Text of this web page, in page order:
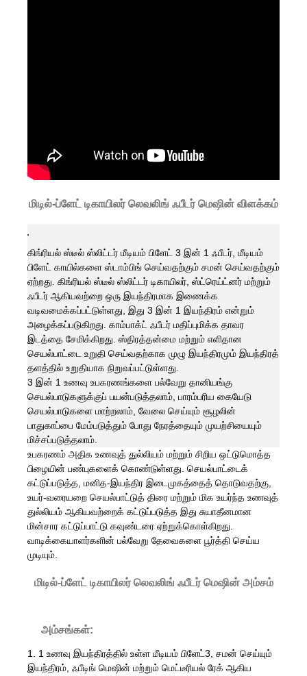
மிடில்-ப்ளேட் டிகாயிலர் லெவலிங் ஃபீடர் மெஷின் விளக்கம்
கிங்ரியல் ஸ்டீல் ஸ்லிட்டர் மீடியம் பிளேட் 3 இன் 1 ஃபீடர், மீடியம்
பிளேட் காயில்களை ஸ்டாம்பிங் செய்வதற்கும் சமன் செய்வதற்கும்
ஏற்றது. கிங்ரியல் ஸ்டீல் ஸ்லிட்டர் டிகாயிலர், ஸ்ட்ரெய்ட்னர் மற்றும்
ஃபீடர் ஆகியவற்றை ஒரு இயந்திரமாக இணைக்க
வடிவமைக்கப்பட்டுள்ளது, இது 3 இன் 1 இயந்திரம் என்றும்
அழைக்கப்படுகிறது. காம்பாக்ட் ஃபீடர் மதிப்புமிக்க தாவர
இடத்தை சேமிக்கிறது. ஸ்திரத்தன்மை மற்றும் எளிதான
செயல்பாட்டை உறுதி செய்வதற்காக முழு இயந்திரமும் இயந்திரத்
தளத்தில் உறுதியாக நிறுவப்பட்டுள்ளது.
3 இன் 1 உணவு உபகரணங்களை பல்வேறு தானியங்கு
செயல்பாடுகளுக்குப் பயன்படுத்தலாம், பாரம்பரிய கையேடு
செயல்பாடுகளை மாற்றலாம், வேலை செய்யும் சூழலின்
பாதுகாப்பை மேம்படுத்தும் போது நேரத்தையும் முயற்சியையும்
மிச்சப்படுத்தலாம்.
உபகரணம் அதிக உணவுத் துல்லியம் மற்றும் சிறிய ஒட்டுமொத்த
பிழையின் பண்புகளைக் கொண்டுள்ளது. செயல்பாட்டைக்
கட்டுப்படுத்த, மனித-இயந்திர இடைமுகத்தைத் தொடுவதற்கு,
உயர்-வரையறை செயல்பாட்டுத் திரை மற்றும் மிக உயர்ந்த உணவுத்
துல்லியம் ஆகியவற்றைக் கட்டுப்படுத்த இது சுயாதீனமான
மின்சார கட்டுப்பாட்டு கவுண்டரை ஏற்றுக்கொள்கிறது.
வாடிக்கையாளர்களின் பல்வேறு தேவைகளை பூர்த்தி செய்ய
முடியும்.
மிடில்-ப்ளேட் டிகாயிலர் லெவலிங் ஃபீடர் மெஷின் அம்சம்
அம்சங்கள்:
1. 1 உணவு இயந்திரத்தில் உள்ள மீடியம் பிளேட்3, சமன் செய்யும்
இயந்திரம், ஃபீடிங் மெஷின் மற்றும் மெட்டீரியல் ரேக் ஆகிய